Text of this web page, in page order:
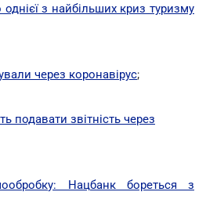
з найбільших криз туризму
через коронавірус;
подавати звітність через
Нацбанк бореться з